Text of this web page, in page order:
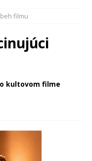
filmu
kultovom filme